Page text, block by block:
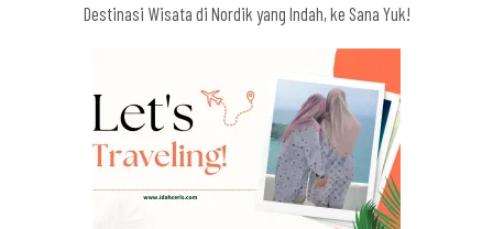
Destinasi Wisata di Nordik yang Indah, ke Sana Yuk!